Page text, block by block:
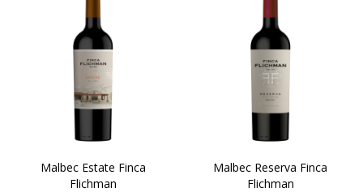
Malbec Estate Finca
Flichman
Malbec Reserva Finca
Flichman